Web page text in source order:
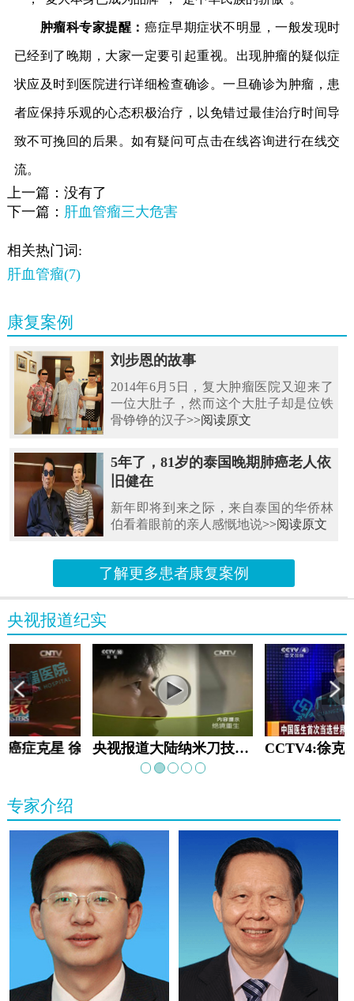
肿瘤科专家提醒： 癌症早期症状不明显，一般发现时
已经到了晚期，大家一定要引起重视。出现肿瘤的疑似症
状应及时到医院进行详细检查确诊。一旦确诊为肿瘤，患
者应保持乐观的心态积极治疗，以免错过最佳治疗时间导
致不可挽回的后果。如有疑问可点击在线咨询进行在线交
流。
上一篇：没有了
下一篇： 肝血管瘤三大危害
相关热门词:
肝血管瘤(7)
康复案例
刘步恩的故事
2014年6月5日，复大肿瘤医院又迎来了
一位大肚子，然而这个大肚子却是位铁
骨铮铮的汉子>>阅读原文
5年了，81岁的泰国晚期肺癌老人依
旧健在
新年即将到来之际，来自泰国的华侨林
伯看着眼前的亲人感慨地说>>阅读原文
了解更多患者康复案例
央视报道纪实
癌症克星 徐克成 央视报道大陆纳米刀技术手术：绝境重生
专家介绍